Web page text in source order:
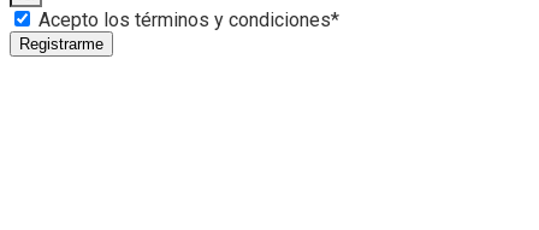
Acepto los términos y condiciones*
Registrarme